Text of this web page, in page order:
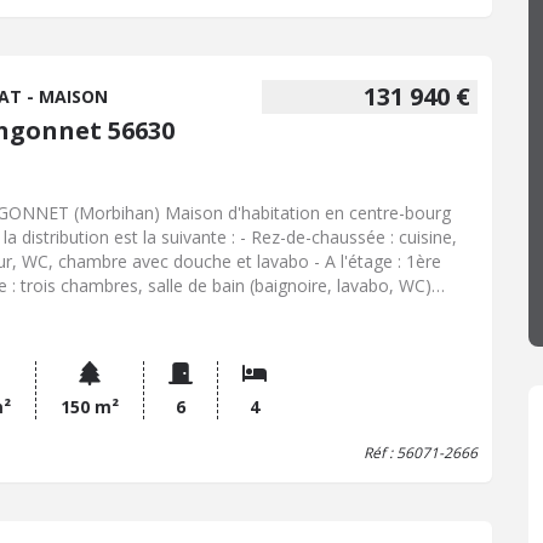
d'environ 91,70 m² sur une parcelle cadastrale de 368
bien nécessite d'importants travaux de rénovation mais
un fort potentiel pour redonner tout son cachet à cette
131 940 €
- MAISON
56630
(Morbihan) Maison d'habitation en centre-bourg
distribution est la suivante : - Rez-de-chaussée : cuisine,
WC, chambre avec douche et lavabo - A l'étage : 1ère
: trois chambres, salle de bain (baignoire, lavabo, WC)
150 m² 6 4
Réf : 56071-2666